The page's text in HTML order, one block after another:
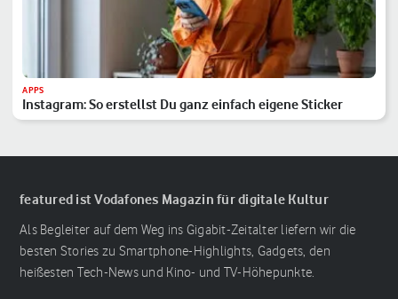
APPS
Instagram: So erstellst Du ganz einfach eigene Sticker
featured ist Vodafones Magazin für digitale Kultur
Als Begleiter auf dem Weg ins Gigabit-Zeitalter liefern wir die
besten Stories zu Smartphone-Highlights, Gadgets, den
heißesten Tech-News und Kino- und TV-Höhepunkte.